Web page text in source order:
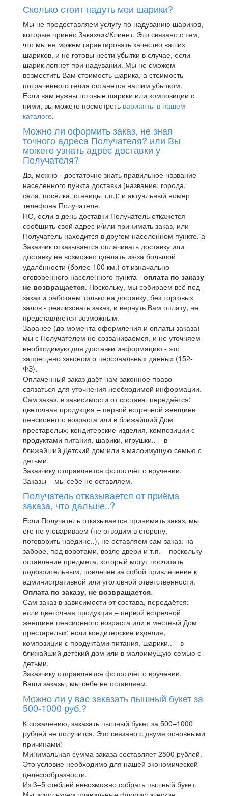
Сколько стоит надуть мои шарики?
Мы не предоставляем услугу по надуванию шариков,
которые принёс Заказчик/Клиент. Это связано с тем,
что мы не можем гарантировать качество ваших
шариков, и не готовы нести убытки в случае, если
шарик лопнет при надувании. Мы не сможем
возместить Вам стоимость шарика, а стоимость
потраченного гелия останется нашим убытком.
Если вам нужны готовые шарики или композиции с
ними, вы можете посмотреть варианты в нашем
каталоге.
Можно ли оформить заказ, не зная
точного адреса Получателя? или Вы
можете узнать адрес доставки у
Получателя?
Да, можно - достаточно знать правильное название
населенного пункта доставки (название: города,
села, посёлка, станицы т.п.); и актуальный номер
телефона Получателя.
НО, если в день доставки Получатель откажется
сообщить свой адрес и/или принимать заказ, или
Получатель находится в другом населенном пункте, а
Заказчик отказывается оплачивать доставку или
доставку не возможно сделать из-за большой
удалённости (более 100 км.) от изначально
оговоренного населенного пункта - оплата по заказу
не возвращается. Поскольку, мы собираем всё под
заказ и работаем только на доставку, без торговых
залов - реализовать заказ, и вернуть Вам оплату, не
представляется возможным.
Заранее (до момента оформления и оплаты заказа)
мы с Получателем не созваниваемся, и не уточняем
необходимую для доставки информацию - это
запрещено законом о персональных данных (152-
ФЗ).
Оплаченный заказ даёт нам законное право
связаться для уточнения необходимой информации.
Сам заказ, в зависимости от состава, передаётся:
цветочная продукция – первой встречной женщине
пенсионного возраста или в ближайший Дом
престарелых; кондитерские изделия, композиции с
продуктами питания, шарики, игрушки.. – в
ближайший Детский дом или в малоимущую семью с
детьми.
Заказчику отправляется фотоотчёт о вручении.
Заказы – мы себе не оставляем.
Получатель отказывается от приёма
заказа, что дальше..?
Если Получатель отказывается принимать заказ, мы
его не уговариваем (не отводим в сторону,
поговорить наедине..), не оставляем сам заказ: на
заборе, под воротами, возле двери и т.п. – поскольку
оставление предмета, который могут посчитать
подозрительным, повлечен за собой привлечение к
административной или уголовной ответственности.
Оплата по заказу, не возвращается.
Сам заказ в зависимости от состава, передаётся:
если цветочная продукция – первой встречной
женщине пенсионного возраста или в местный Дом
престарелых; если кондитерские изделия,
композиции с продуктами питания, шарики.. – в
ближайший детский дом или в малоимущую семью с
детьми.
Заказчику отправляется фотоотчёт о вручении.
Ваши заказы, мы себе не оставляем.
Можно ли у вас заказать пышный букет за
500-1000 руб.?
К сожалению, заказать пышный букет за 500–1000
рублей не получится. Это связано с двумя основными
причинами:
Минимальная сумма заказа составляет 2500 рублей.
Это условие необходимо для нашей экономической
целесообразности.
Из 3–5 стеблей невозможно собрать пышный букет.